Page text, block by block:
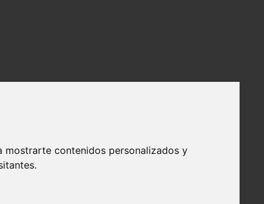
mostrarte contenidos personalizados y